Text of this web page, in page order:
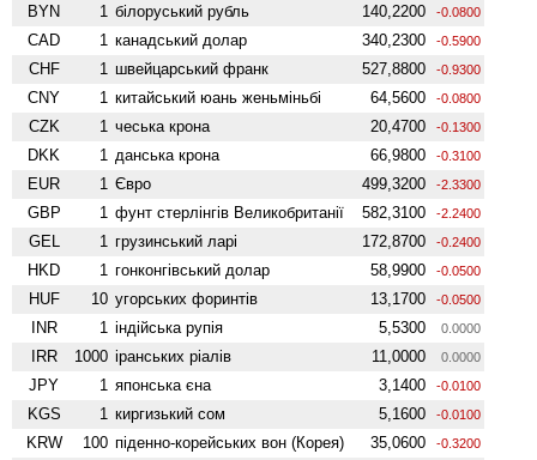
BYN 1 білоруський рубль 140,2200 -0.0800
CAD 1 канадський долар 340,2300 -0.5900
CHF 1 швейцарський франк 527,8800 -0.9300
CNY 1 китайський юань женьмiньбi 64,5600 -0.0800
CZK 1 чеська крона 20,4700 -0.1300
DKK 1 данська крона 66,9800 -0.3100
EUR 1 Євро 499,3200 -2.3300
GBP 1 фунт стерлінгів Велико­британії 582,3100 -2.2400
GEL 1 грузинський ларі 172,8700 -0.2400
HKD 1 гонконгівський долар 58,9900 -0.0500
HUF 10 угорських форинтів 13,1700 -0.0500
INR 1 індійська рупія 5,5300 0.0000
IRR 1000 іранських ріалів 11,0000 0.0000
JPY 1 японська єна 3,1400 -0.0100
KGS 1 киргизький сом 5,1600 -0.0100
KRW 100 піденно-корейських вон (Корея) 35,0600 -0.3200